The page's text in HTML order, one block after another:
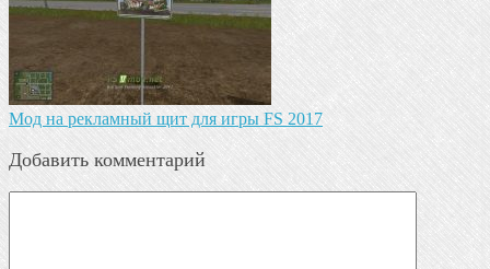
Мод на рекламный щит для игры FS 2017
Добавить комментарий